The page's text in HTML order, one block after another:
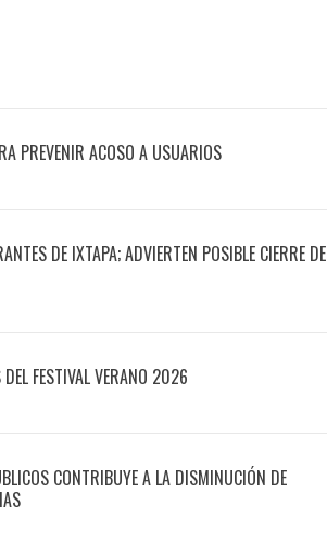
PREVENIR ACOSO A USUARIOS
DE IXTAPA; ADVIERTEN POSIBLE CIERRE DE
FESTIVAL VERANO 2026
CONTRIBUYE A LA DISMINUCIÓN DE